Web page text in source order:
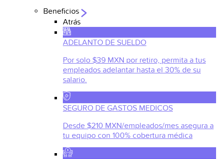
Beneficios
Atrás
ADELANTO DE SUELDO
Por solo $39 MXN por retiro, permita a tus
empleados adelantar hasta el 30% de su
salario.
SEGURO DE GASTOS MEDICOS
Desde $210 MXN/empleados/mes asegura a
tu equipo con 100% cobertura médica